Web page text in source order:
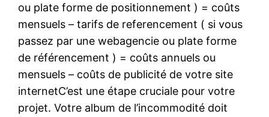
ou plate forme de positionnement ) = coûts
mensuels – tarifs de referencement ( si vous
passez par une webagencie ou plate forme
de référencement ) = coûts annuels ou
mensuels – coûts de publicité de votre site
internetC’est une étape cruciale pour votre
projet. Votre album de l’incommodité doit